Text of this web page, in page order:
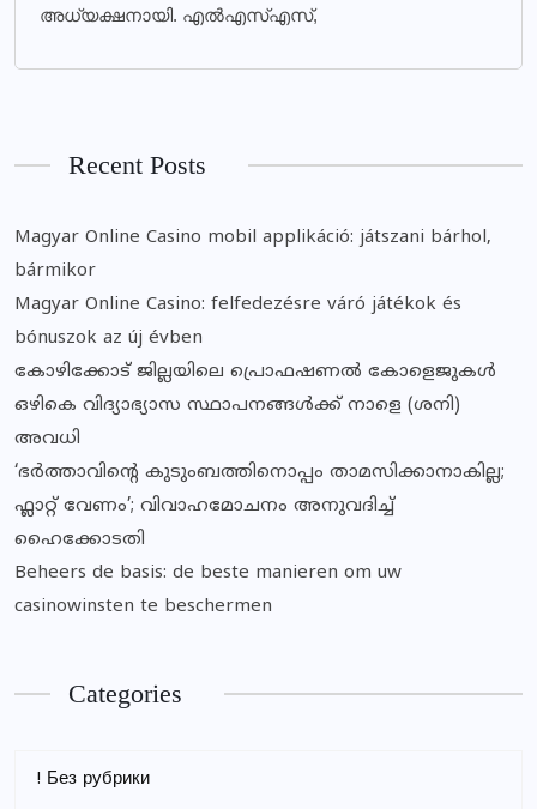
അധ്യക്ഷനായി. എല്‍എസ്എസ്,
Recent Posts
Magyar Online Casino mobil applikáció: játszani bárhol,
bármikor
Magyar Online Casino: felfedezésre váró játékok és
bónuszok az új évben
കോഴിക്കോട് ജില്ലയിലെ പ്രൊഫഷണൽ കോളെജുകൾ
ഒഴികെ വിദ്യാഭ്യാസ സ്ഥാപനങ്ങൾക്ക് നാളെ (ശനി)
അവധി
‘ഭർത്താവിന്റെ കുടുംബത്തിനൊപ്പം താമസിക്കാനാകില്ല;
ഫ്ലാറ്റ് വേണം’; വിവാഹമോചനം അനുവദിച്ച്
ഹൈക്കോടതി
Beheers de basis: de beste manieren om uw
casinowinsten te beschermen
Categories
! Без рубрики